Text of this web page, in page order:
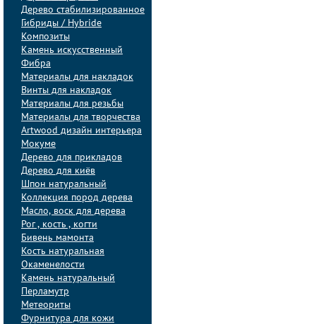
Дерево стабилизированное
Гибриды / Hybride
Композиты
Камень искусственный
Фибра
Материалы для накладок
Винты для накладок
Материалы для резьбы
Материалы для творчества
Artwood дизайн интерьера
Мокуме
Дерево для прикладов
Дерево для киёв
Шпон натуральный
Коллекция пород дерева
Масло, воск для дерева
Рог , кость , когти
Бивень мамонта
Кость натуральная
Окаменелости
Камень натуральный
Перламутр
Метеориты
Фурнитура для кожи